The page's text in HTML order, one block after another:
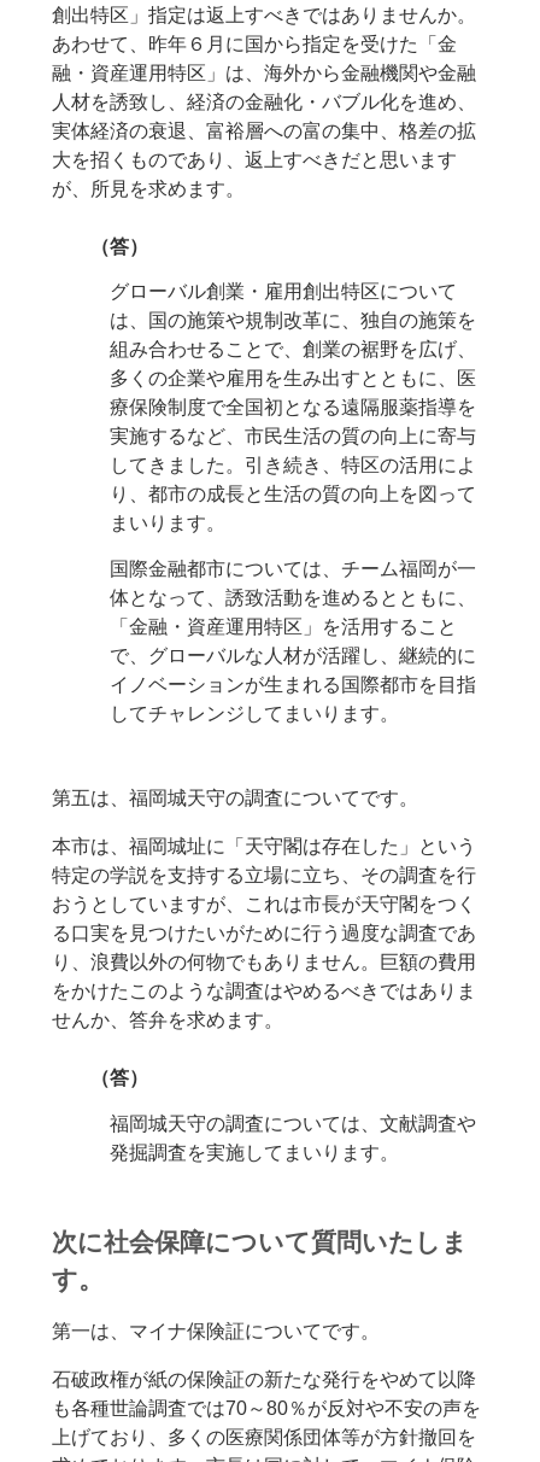
創出特区」指定は返上すべきではありませんか。
あわせて、昨年６月に国から指定を受けた「金
融・資産運用特区」は、海外から金融機関や金融
人材を誘致し、経済の金融化・バブル化を進め、
実体経済の衰退、富裕層への富の集中、格差の拡
大を招くものであり、返上すべきだと思います
が、所見を求めます。
（答）
グローバル創業・雇用創出特区について
は、国の施策や規制改革に、独自の施策を
組み合わせることで、創業の裾野を広げ、
多くの企業や雇用を生み出すとともに、医
療保険制度で全国初となる遠隔服薬指導を
実施するなど、市民生活の質の向上に寄与
してきました。引き続き、特区の活用によ
り、都市の成長と生活の質の向上を図って
まいります。
国際金融都市については、チーム福岡が一
体となって、誘致活動を進めるとともに、
「金融・資産運用特区」を活用すること
で、グローバルな人材が活躍し、継続的に
イノベーションが生まれる国際都市を目指
してチャレンジしてまいります。
第五は、福岡城天守の調査についてです。
本市は、福岡城址に「天守閣は存在した」という
特定の学説を支持する立場に立ち、その調査を行
おうとしていますが、これは市長が天守閣をつく
る口実を見つけたいがために行う過度な調査であ
り、浪費以外の何物でもありません。巨額の費用
をかけたこのような調査はやめるべきではありま
せんか、答弁を求めます。
（答）
福岡城天守の調査については、文献調査や
発掘調査を実施してまいります。
次に社会保障について質問いたしま
す。
第一は、マイナ保険証についてです。
石破政権が紙の保険証の新たな発行をやめて以降
も各種世論調査では70～80％が反対や不安の声を
上げており、多くの医療関係団体等が方針撤回を